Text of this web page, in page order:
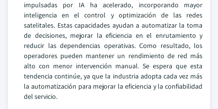
impulsadas por IA ha acelerado, incorporando mayor
inteligencia en el control y optimización de las redes
satelitales. Estas capacidades ayudan a automatizar la toma
de decisiones, mejorar la eficiencia en el enrutamiento y
reducir las dependencias operativas. Como resultado, los
operadores pueden mantener un rendimiento de red más
alto con menor intervención manual. Se espera que esta
tendencia continúe, ya que la industria adopta cada vez más
la automatización para mejorar la eficiencia y la confiabilidad
del servicio.